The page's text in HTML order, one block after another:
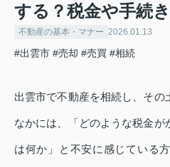
する？税金や手続
不動産の基本・マナー 2026.01.13
#出雲市 #売却 #売買 #相続
出雲市で不動産を相続し、そ
なかには、「どのような税金が
は何か」と不安に感じている